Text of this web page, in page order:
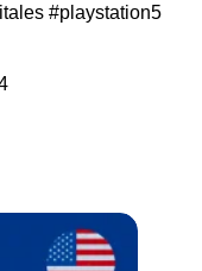
#playstation5